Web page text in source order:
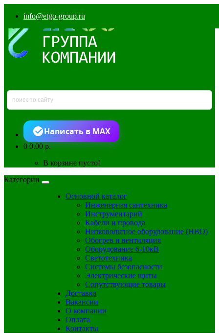
info@etgo-group.ru
Написать в MAX
00.00 р.
В корзине пусто!
Категории
Основной каталог
Инженерная сантехника
Инструментарий
Кабели и провода
Низковольтное оборудование (НВО)
Обогрев и вентиляция
Оборудование 6-10кВ
Светотехника
Системы безопасности
Электрические щиты
Сопутствующие товары
Доставка
Вакансии
О компании
Оплата
Контакты